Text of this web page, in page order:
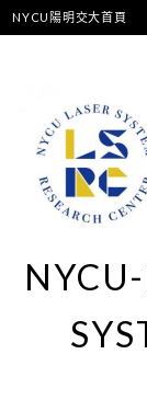
跳
至
NYCU陽明交大首頁